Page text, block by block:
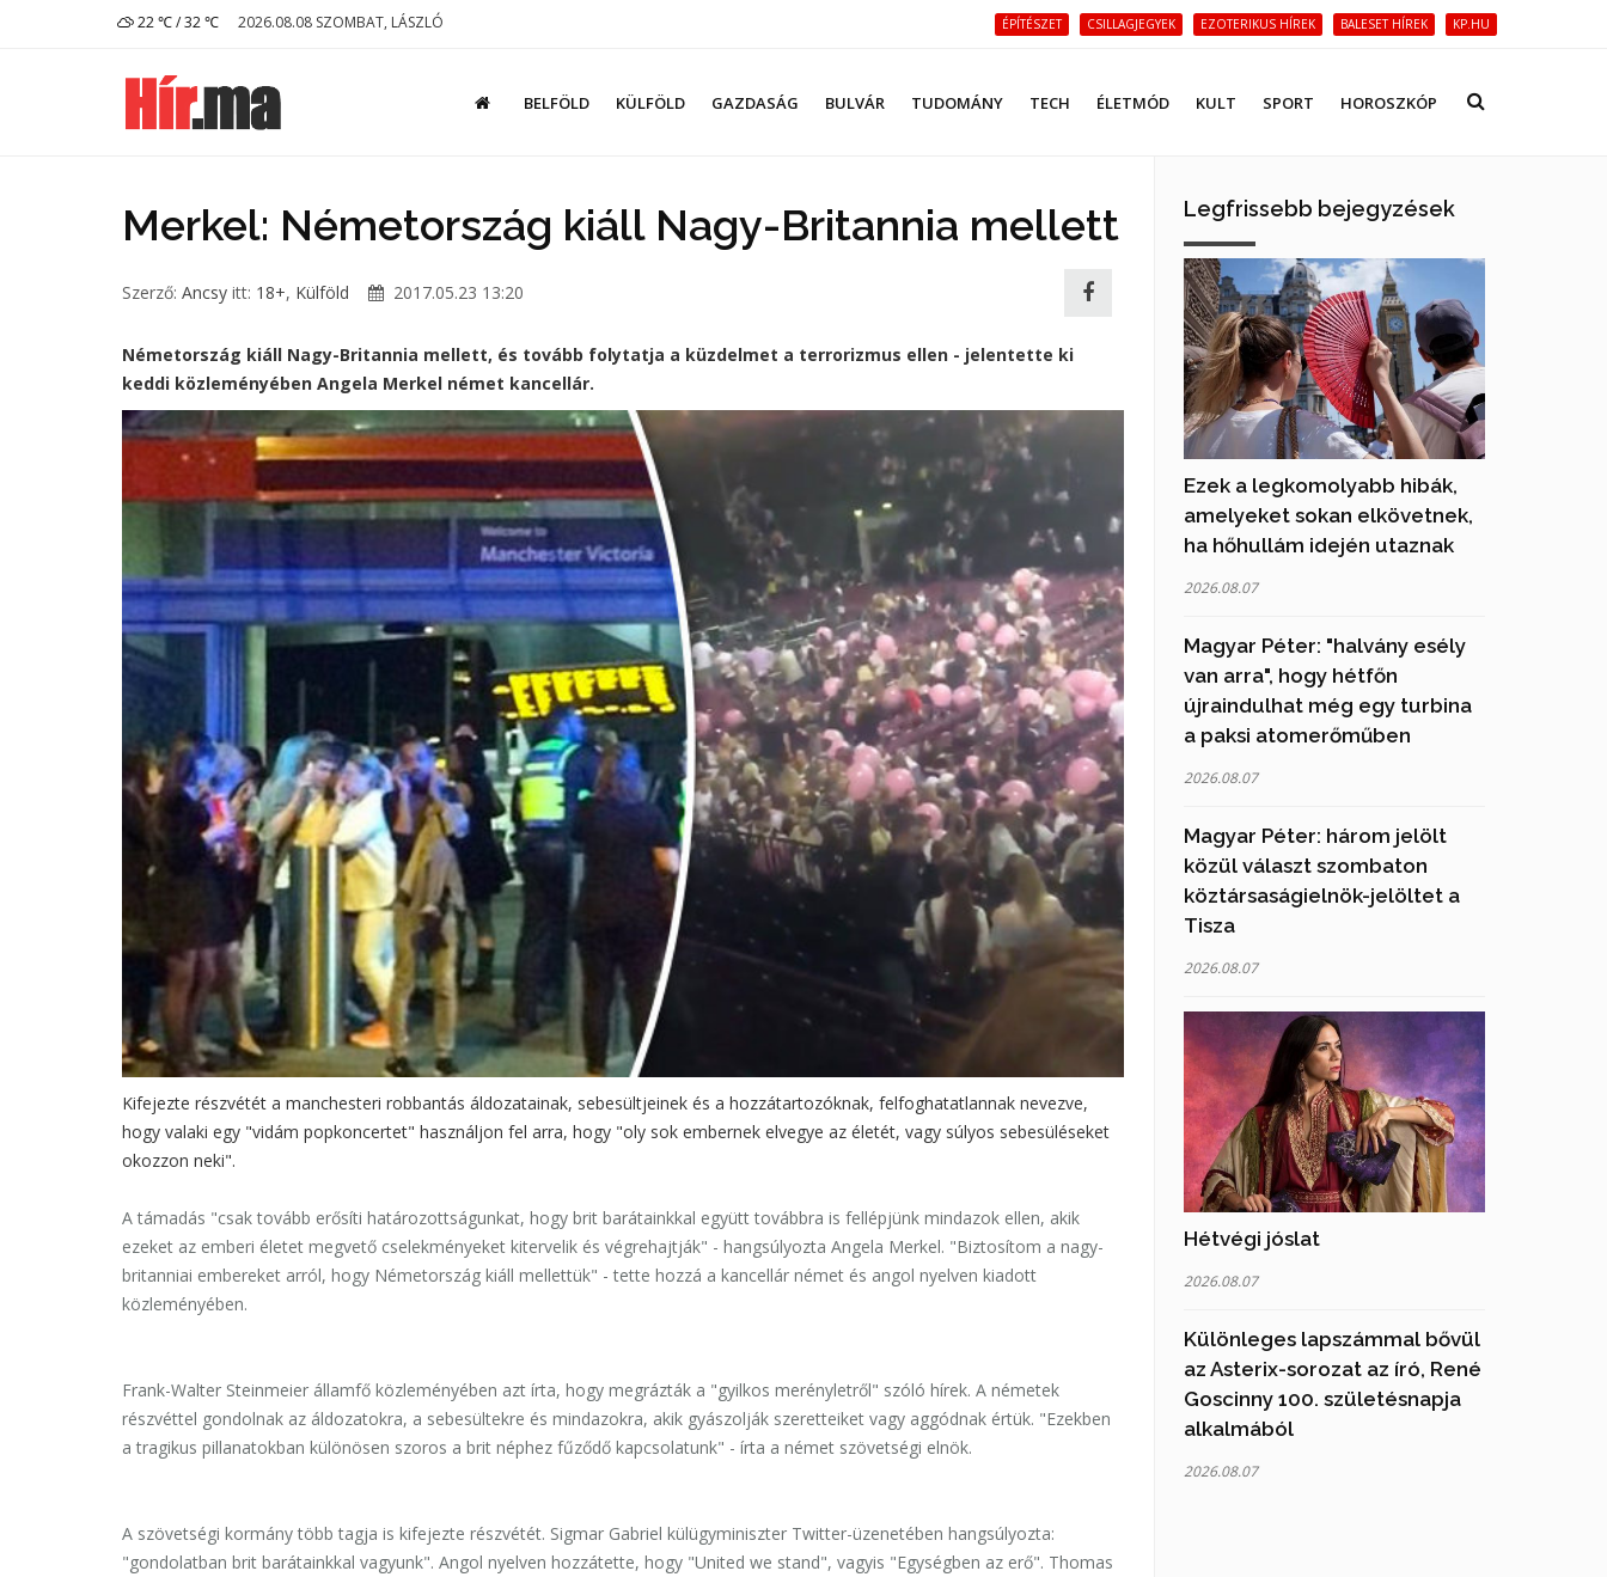
22 ℃ / 32 ℃ 2026.08.08 SZOMBAT, LÁSZLÓ ÉPÍTÉSZET CSILLAGJEGYEK EZOTERIKUS HÍREK BALESET HÍREK KP.HU
BELFÖLD KÜLFÖLD GAZDASÁG BULVÁR TUDOMÁNY TECH ÉLETMÓD KULT SPORT HOROSZKÓP
Merkel: Németország kiáll Nagy-Britannia mellett
Szerző: Ancsy itt: 18+, Külföld 2017.05.23 13:20
Németország kiáll Nagy-Britannia mellett, és tovább folytatja a küzdelmet a terrorizmus ellen - jelentette ki
keddi közleményében Angela Merkel német kancellár.
Kifejezte részvétét a manchesteri robbantás áldozatainak, sebesültjeinek és a hozzátartozóknak, felfoghatatlannak nevezve,
hogy valaki egy "vidám popkoncertet" használjon fel arra, hogy "oly sok embernek elvegye az életét, vagy súlyos sebesüléseket
okozzon neki".
A támadás "csak tovább erősíti határozottságunkat, hogy brit barátainkkal együtt továbbra is fellépjünk mindazok ellen, akik
ezeket az emberi életet megvető cselekményeket kitervelik és végrehajtják" - hangsúlyozta Angela Merkel. "Biztosítom a nagy-
britanniai embereket arról, hogy Németország kiáll mellettük" - tette hozzá a kancellár német és angol nyelven kiadott
közleményében.
Frank-Walter Steinmeier államfő közleményében azt írta, hogy megrázták a "gyilkos merényletről" szóló hírek. A németek
részvéttel gondolnak az áldozatokra, a sebesültekre és mindazokra, akik gyászolják szeretteiket vagy aggódnak értük. "Ezekben
a tragikus pillanatokban különösen szoros a brit néphez fűződő kapcsolatunk" - írta a német szövetségi elnök.
A szövetségi kormány több tagja is kifejezte részvétét. Sigmar Gabriel külügyminiszter Twitter-üzenetében hangsúlyozta:
"gondolatban brit barátainkkal vagyunk". Angol nyelven hozzátette, hogy "United we stand", vagyis "Egységben az erő". Thomas
Legfrissebb bejegyzések
Ezek a legkomolyabb hibák,
amelyeket sokan elkövetnek,
ha hőhullám idején utaznak
2026.08.07
Magyar Péter: "halvány esély
van arra", hogy hétfőn
újraindulhat még egy turbina
a paksi atomerőműben
2026.08.07
Magyar Péter: három jelölt
közül választ szombaton
köztársaságielnök-jelöltet a
Tisza
2026.08.07
Hétvégi jóslat
2026.08.07
Különleges lapszámmal bővül
az Asterix-sorozat az író, René
Goscinny 100. születésnapja
alkalmából
2026.08.07